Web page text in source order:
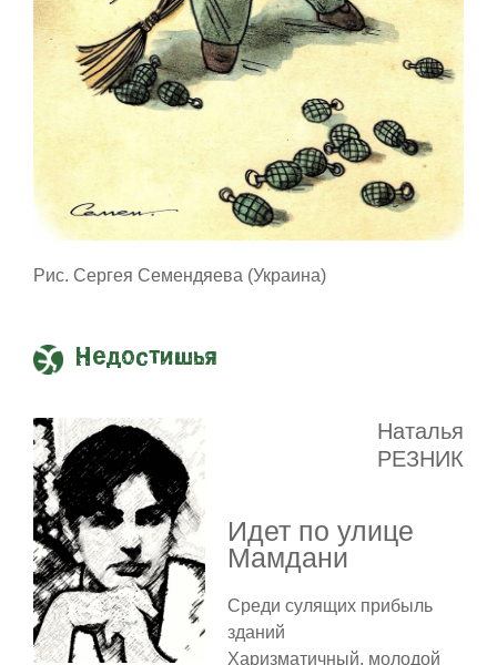
Рис. Сергея Семендяева (Украина)
Недостишья
Наталья
РЕЗНИК
Идет по улице
Мамдани
Среди сулящих прибыль
зданий
Харизматичный, молодой